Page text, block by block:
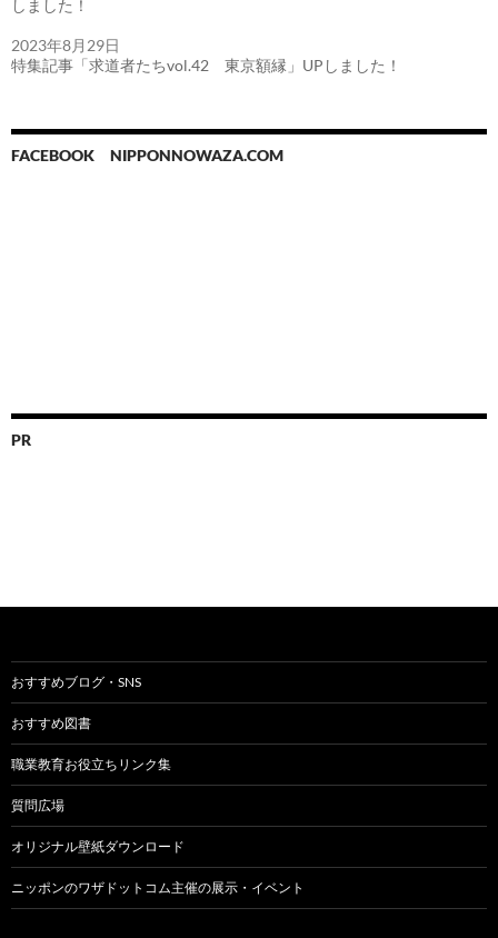
しました！
2023年8月29日
特集記事「求道者たちvol.42 東京額縁」UPしました！
FACEBOOK NIPPONNOWAZA.COM
PR
おすすめブログ・SNS
おすすめ図書
職業教育お役立ちリンク集
質問広場
オリジナル壁紙ダウンロード
ニッポンのワザドットコム主催の展示・イベント